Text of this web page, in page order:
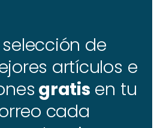
de
artículos e
gratis en tu
cada